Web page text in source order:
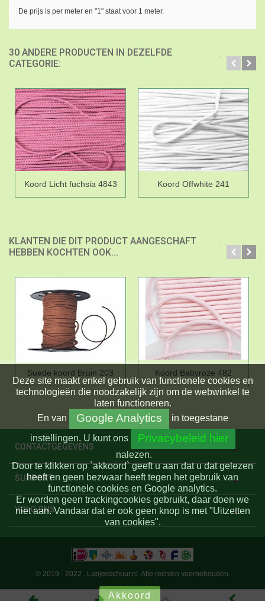
De prijs is per meter en "1" staat voor 1 meter.
30 ANDERE PRODUCTEN IN DEZELFDE
CATEGORIE:
Koord Licht fuchsia 4843 Koord Offwhite 241
KLANTEN DIE DIT PRODUCT AANGESCHAFT
HEBBEN KOCHTEN OOK...
Suede koord Bruin 203 Koord Babyroze 482
CONTACTGEGEVENS
SUPPORT
VOLG ONS
Deze site maakt enkel gebruik van functionele cookies en
technologieën die noodzakelijk zijn om de webwinkel te
laten functioneren.
En van Google Analytics
in toegestane
instellingen. U kunt ons Privacybeleid hier
nalezen.
Door te klikken op `akkoord` geeft u aan dat u dat gelezen
heeft en geen bezwaar heeft tegen het gebruik van
functionele cookies en Google analytics.
Er worden geen trackingcookies gebruikt, daar doen we
niet aan. Vandaar dat er ook geen knop is met "Uitzetten
van cookies".
Akkoord
© 2019 - 2022 . Lapjesschuur.nl. Alle rechten voorbehouden.